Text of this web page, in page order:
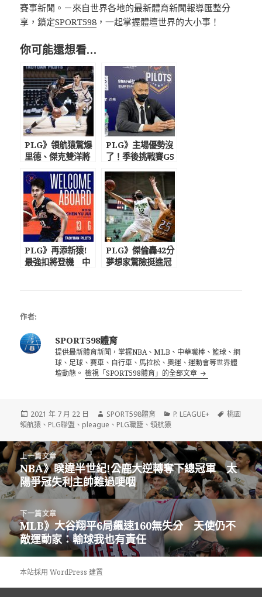
賽事新聞。－來自世界各地的最新體育新聞報導匯整分
享，鎖定SPORT598 ，一起掌握體壇世界的大小事！
你可能還想看…
PLG》領航猿驚爆
里德、傑克雙洋將
信安：經紀人堅持
不給打
PLG》主場優勢沒
了！季後挑戰賽G5
州：領航猿主動提
議
PLG》再添新猿!
最強扣將登機 中
PLG》傑倫轟42分
夢想家驚險挺進冠
作者:
SPORT598體育
提供最新體育新聞，掌握NBA、MLB、中華職棒、籃球、網
球、足球、賽車、自行車、馬拉松、奧運、運動會等世界體
壇動態。檢視「SPORT598體育」的全部文章
發
佈
期:
2021 年 7 月 22 日
作
者
SPORT598體育
分
P. LEAGUE+
標
桃園
領航猿 、 PLG聯盟 、 pleague 、 PLG職籃 、領航猿
文
章
導
覽
上一篇文章
上
一
篇
文
章:
NBA》睽違半世紀!公鹿大逆轉奪下總冠軍 太
陽爭冠失利主帥難過哽咽
下一篇文章
下
一
篇
文
MLB》大谷翔平6局飆速160無失分 天使仍不
敵運動家：輸球我也有責任
本站採用 WordPress 建置